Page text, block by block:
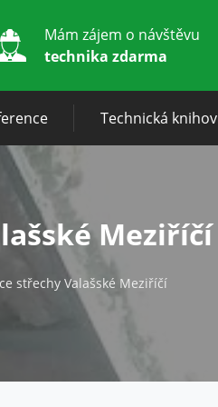
Mám zájem o návštěvu
technika zdarma
Technická
Meziříčí
střechy Valašské Meziříčí